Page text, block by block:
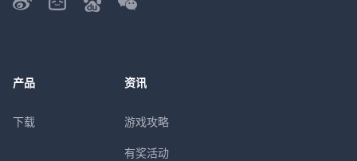
产品
下载
资讯
游戏攻略
有奖活动